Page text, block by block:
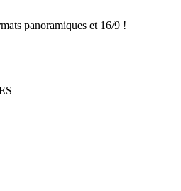
panoramiques et 16/9 !